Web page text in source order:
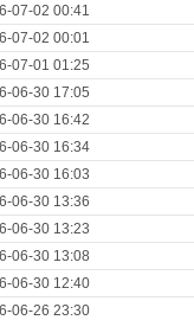
07-02 00:41
07-02 00:01
07-01 01:25
06-30 17:05
06-30 16:42
06-30 16:34
06-30 16:03
06-30 13:36
06-30 13:23
06-30 13:08
06-30 12:40
06-26 23:30